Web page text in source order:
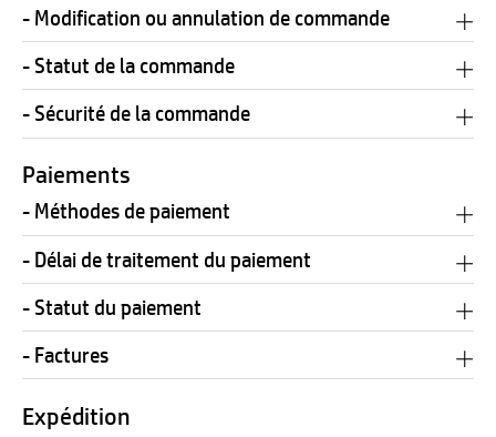
- Modification ou annulation de commande
- Statut de la commande
- Sécurité de la commande
Paiements
- Méthodes de paiement
- Délai de traitement du paiement
- Statut du paiement
- Factures
Expédition